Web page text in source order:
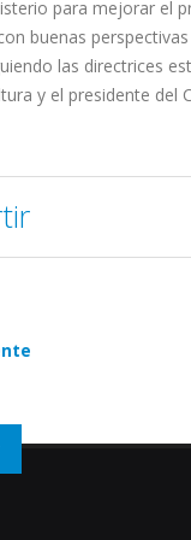
para mejorar el
buenas
las directrices
y el presidente del